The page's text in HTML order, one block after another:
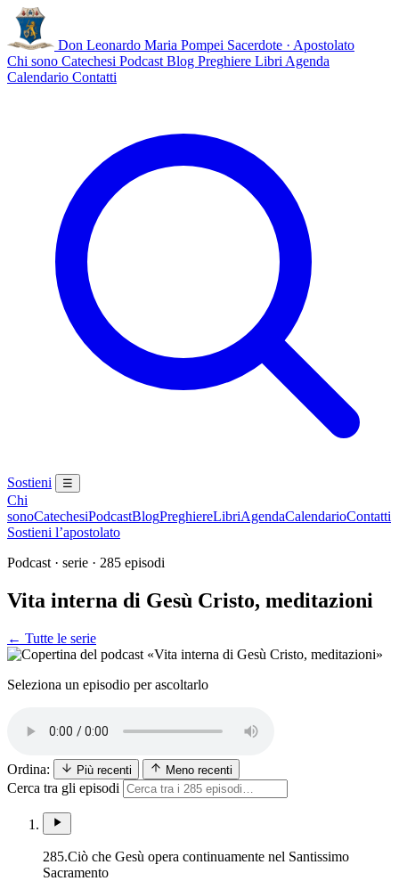
Don Leonardo Maria Pompei Sacerdote · Apostolato
Chi sono Catechesi Podcast Blog Preghiere Libri Agenda
Calendario Contatti
Sostieni ☰
Chi
sonoCatechesiPodcastBlogPreghiereLibriAgendaCalendarioContatti
Sostieni l’apostolato
Podcast · serie · 285 episodi
Vita interna di Gesù Cristo, meditazioni
← Tutte le serie
Seleziona un episodio per ascoltarlo
Ordina: Più recenti Meno recenti
Cerca tra gli episodi
285.Ciò che Gesù opera continuamente nel Santissimo
SacramentoEucaristia · Santissima Eucaristia · SS.